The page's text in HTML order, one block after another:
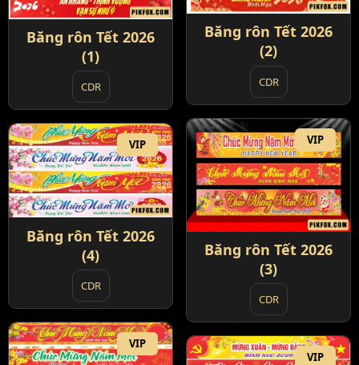
Băng rôn Tết 2026
(1)
CDR
Băng rôn Tết 2026
(2)
CDR
VIP
Băng rôn Tết 2026
(3)
CDR
VIP
Băng rôn Tết 2026
(4)
CDR
VIP
VIP